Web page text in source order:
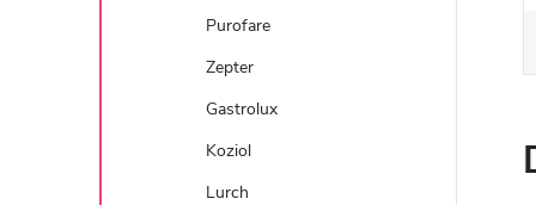
Purofare
Zepter
Gastrolux
Koziol
Lurch